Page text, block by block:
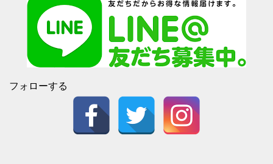
フォローする